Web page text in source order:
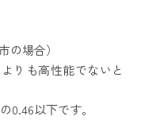
の場合）
りも高性能でないと
0.46以下です。